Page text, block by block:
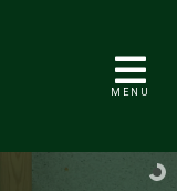
MENU